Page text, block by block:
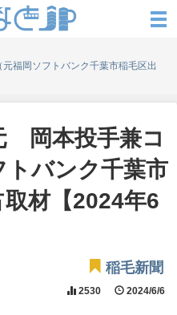
福岡ソフトバンク千葉市稲毛区出
岡本投手兼コ
トバンク千葉市
材【2024年6
稲毛新聞
2530 2024/6/6